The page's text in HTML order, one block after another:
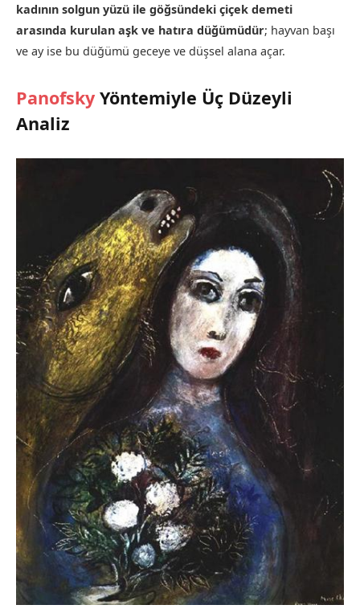
kadının solgun yüzü ile göğsündeki çiçek demeti
arasında kurulan aşk ve hatıra düğümüdür; hayvan başı
ve ay ise bu düğümü geceye ve düşsel alana açar.
Panofsky Yöntemiyle Üç Düzeyli
Analiz